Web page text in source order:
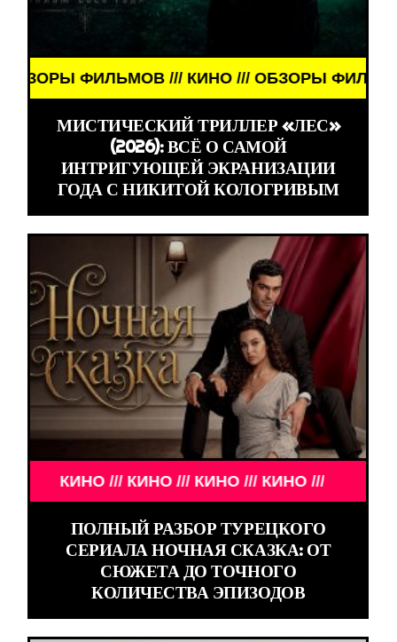
/// КИНО /// ОБЗОРЫ ФИЛЬМОВ ///
МИСТИЧЕСКИЙ ТРИЛЛЕР «ЛЕС»
(2026): ВСЁ О САМОЙ
ИНТРИГУЮЩЕЙ ЭКРАНИЗАЦИИ
ГОДА С НИКИТОЙ КОЛОГРИВЫМ
КИНО /// КИНО /// КИНО /// КИНО ///
ПОЛНЫЙ РАЗБОР ТУРЕЦКОГО
СЕРИАЛА НОЧНАЯ СКАЗКА: ОТ
СЮЖЕТА ДО ТОЧНОГО
КОЛИЧЕСТВА ЭПИЗОДОВ